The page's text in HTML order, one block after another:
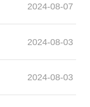
2024-08-07
2024-08-03
2024-08-03